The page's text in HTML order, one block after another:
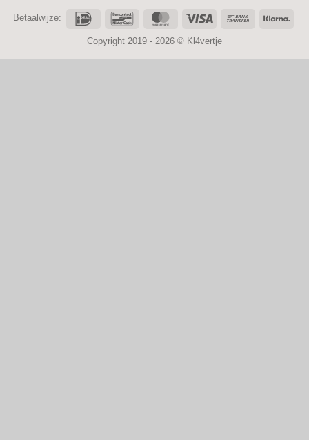
Betaalwijze: IDeal Bancontact MasterCard Visa
Bank
Copyright 2019 - 2026 © Kl4vertje